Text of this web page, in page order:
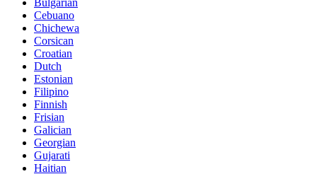
Cebuano
Chichewa
Corsican
Croatian
Dutch
Estonian
Filipino
Finnish
Frisian
Galician
Georgian
Gujarati
Haitian